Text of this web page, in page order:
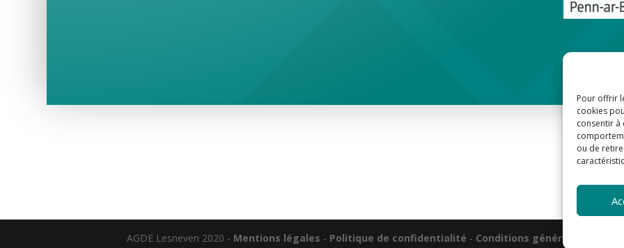
Pour offrir
cookies
consentir à
ou de
AGDE Lesneven 2020 - Mentions légales - Politique de confidentialité - Conditions générales de